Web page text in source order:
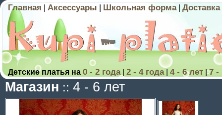
Главная Аксессуары Школьная форма| Доставка
Детские платья на 0 - 2 года| 2 - 4 года| 4 - 6 лет |7 -
Магазин :: 4 - 6 лет